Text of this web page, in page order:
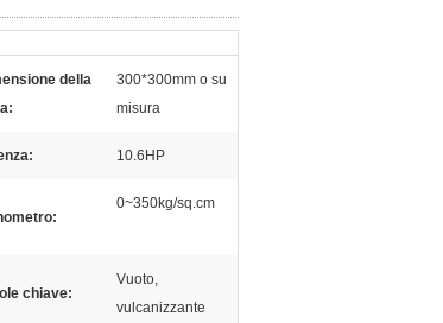
della
300*300mm o su
misura
10.6HP
0~350kg/sq.cm
chiave:
Vuoto,
vulcanizzante